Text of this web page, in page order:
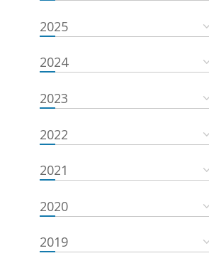
2025
2024
2023
2022
2021
2020
2019